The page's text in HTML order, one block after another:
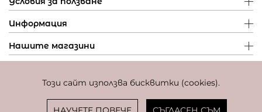
Този сайт използва бисквитки (cookies).
Информация
Нашите магазини
Фиксиран курс за превалутиране: 1 EUR = 1,95583 BGN